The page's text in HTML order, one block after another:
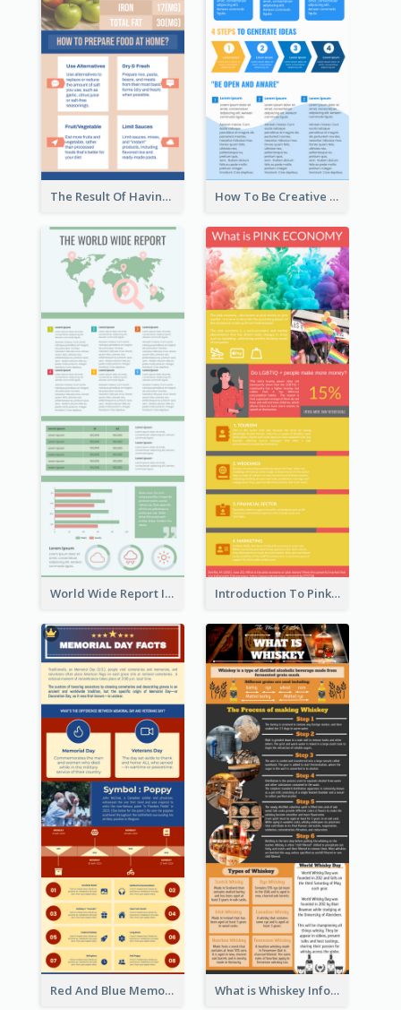
The Result Of Having Excessive Salt Infographic Design How To Be Creative Infographic
World Wide Report Infographic Introduction To Pink Economy Infographic
Red And Blue Memorial Day Fasts Infographic Design What is Whiskey Infographic